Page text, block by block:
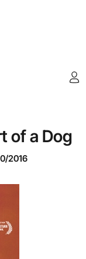
of a Dog
2016